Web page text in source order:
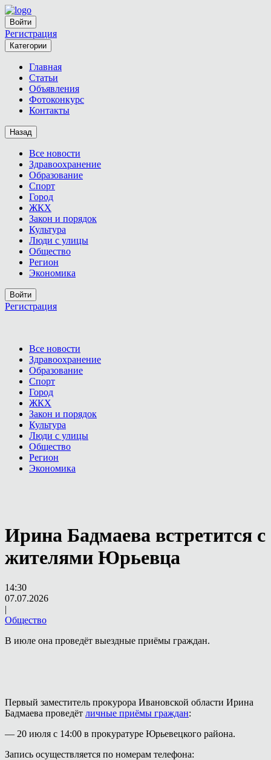
Войти
Регистрация
Категории
Главная
Статьи
Объявления
Фотоконкурс
Контакты
Назад
Все новости
Здравоохранение
Образование
Спорт
Город
ЖКХ
Закон и порядок
Культура
Люди с улицы
Общество
Регион
Экономика
Войти
Регистрация
Все новости
Здравоохранение
Образование
Спорт
Город
ЖКХ
Закон и порядок
Культура
Люди с улицы
Общество
Регион
Экономика
Ирина Бадмаева встретится с
жителями Юрьевца
14:30
07.07.2026
|
Общество
В июле она проведёт выездные приёмы граждан.
Первый заместитель прокурора Ивановской области Ирина
Бадмаева проведёт личные приёмы граждан:
— 20 июля с 14:00 в прокуратуре Юрьевецкого района.
Запись осуществляется по номерам телефона: